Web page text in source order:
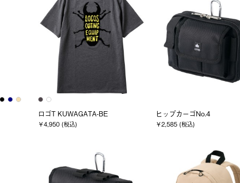
ロゴT KUWAGATA-BE
￥4,950 (税込)
ヒップカーゴNo.4
￥2,585 (税込)